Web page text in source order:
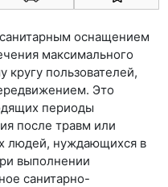
оснащением
максимального
кругу пользователей,
Это
периоды
после травм или
людей, нуждающихся в
выполнении
санитарно-